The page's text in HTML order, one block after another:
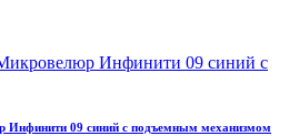
Инфинити 09 синий с подъемным механизмом